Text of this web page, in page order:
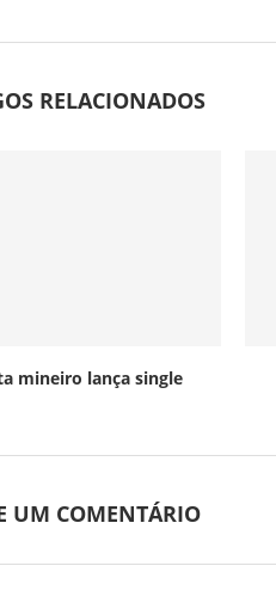
RELACIONADOS
mineiro lança single
UM COMENTÁRIO